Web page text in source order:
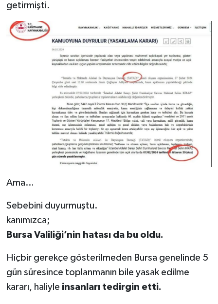
getirmişti.
Ama…
Sebebini duyurmuştu.
kanımızca;
Bursa Valiliği’nin hatası da bu oldu.
Hiçbir gerekçe gösterilmeden Bursa genelinde 5
gün süresince toplanmanın bile yasak edilme
kararı, haliyle insanları tedirgin etti.